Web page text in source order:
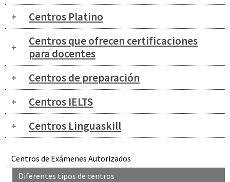
Centros de Exámenes Autorizados
Diferentes tipos de centros
Centros Platino
Centros que ofrecen certificaciones
para docentes
Centros de preparación
Centros IELTS
Centros Linguaskill